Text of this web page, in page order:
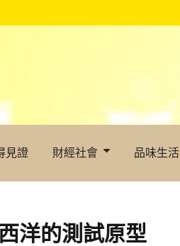
見證 財經社會 品味生活
洋的測試原型